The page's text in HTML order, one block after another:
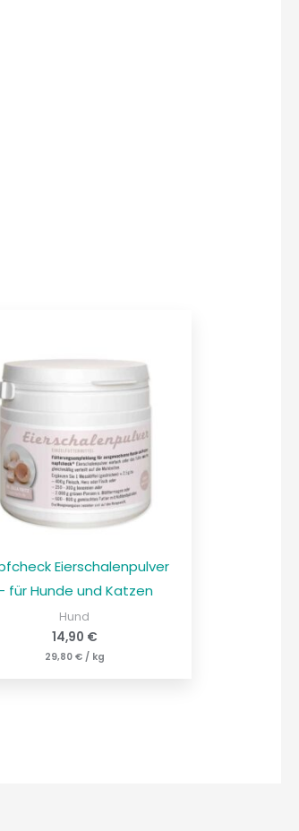
Eierschalenpulver
für Hunde und Katzen
Hund
14,90 €
29,80 €/ kg